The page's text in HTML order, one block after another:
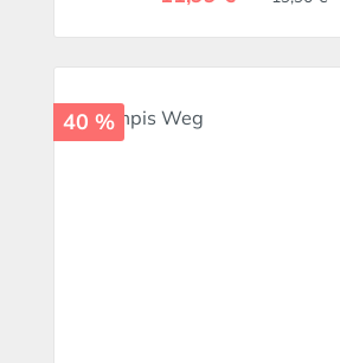
40 %